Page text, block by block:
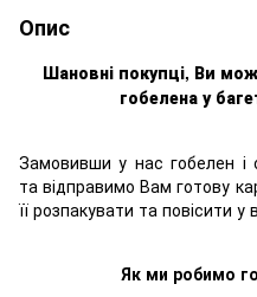
Опис
Шановні покупці, Ви
гобелена у
Замовивши у нас гобелен і
та відправимо Вам готову
її розпакувати та повісити у
Як ми робимо